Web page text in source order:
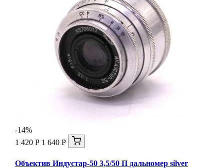
-14%
1 420 Р 1 640 Р
Объектив Индустар-50 3,5/50 П дальномер silver